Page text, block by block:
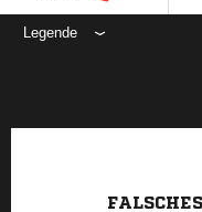
Legende